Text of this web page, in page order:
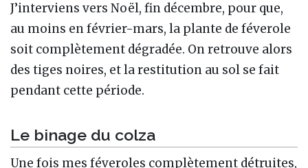
J’interviens vers Noël, fin décembre, pour que,
au moins en février-mars, la plante de féverole
soit complètement dégradée. On retrouve alors
des tiges noires, et la restitution au sol se fait
pendant cette période.
Le binage du colza
Une fois mes féveroles complètement détruites,